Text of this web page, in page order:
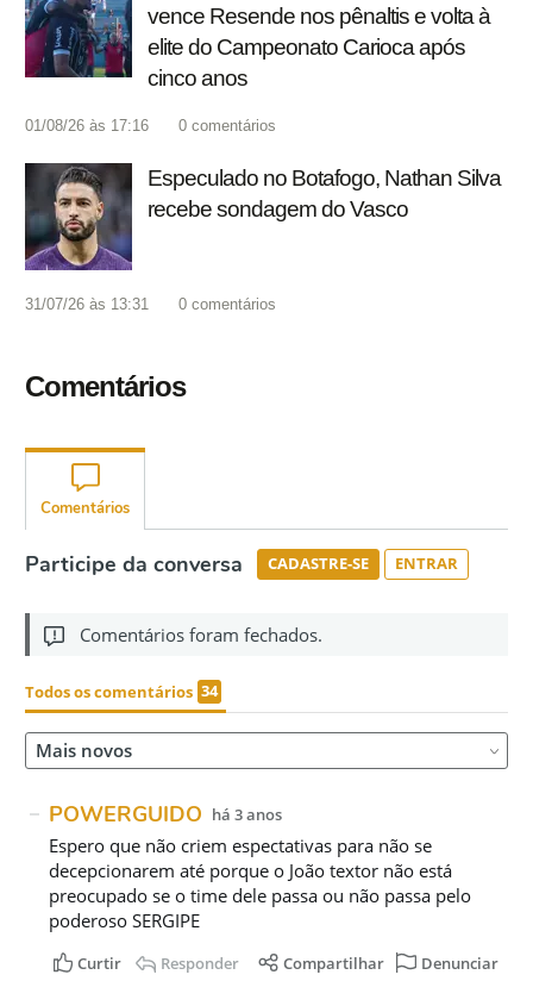
vence Resende nos pênaltis e volta à
elite do Campeonato Carioca após
cinco anos
01/08/26 às 17:16 0 comentários
Especulado no Botafogo, Nathan Silva
recebe sondagem do Vasco
31/07/26 às 13:31 0 comentários
Comentários